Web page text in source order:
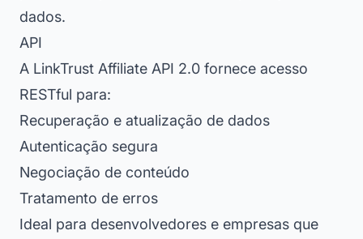
dados.
API
A LinkTrust Affiliate API 2.0 fornece acesso
RESTful para:
Recuperação e atualização de dados
Autenticação segura
Negociação de conteúdo
Tratamento de erros
Ideal para desenvolvedores e empresas que